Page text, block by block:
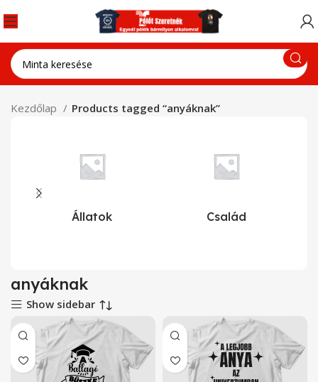
Kezdőlap Products tagged “anyáknak”
Állatok Család
anyáknak
Show sidebar